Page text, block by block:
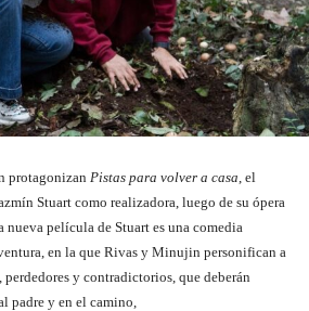
protagonizan Pistas para volver a casa , el
Stuart como realizadora, luego de su ópera
nueva película de Stuart es una comedia
en la que Rivas y Minujin personifican a
perdedores y contradictorios, que deberán
padre y en el camino,